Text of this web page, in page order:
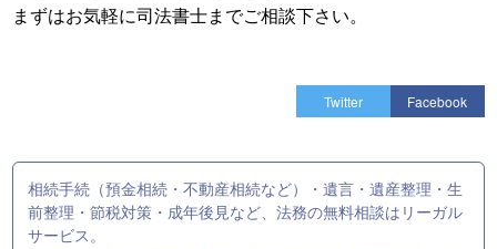
まずはお気軽に司法書士までご相談下さい。
Twitter Facebook
相続手続（預金相続・不動産相続など）・遺言・遺産整理・生
前整理・節税対策・成年後見など、法務の無料相談はリーガル
サービス。